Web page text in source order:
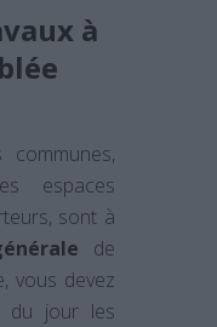
à
espaces
sont à
de
vous devez
du jour les